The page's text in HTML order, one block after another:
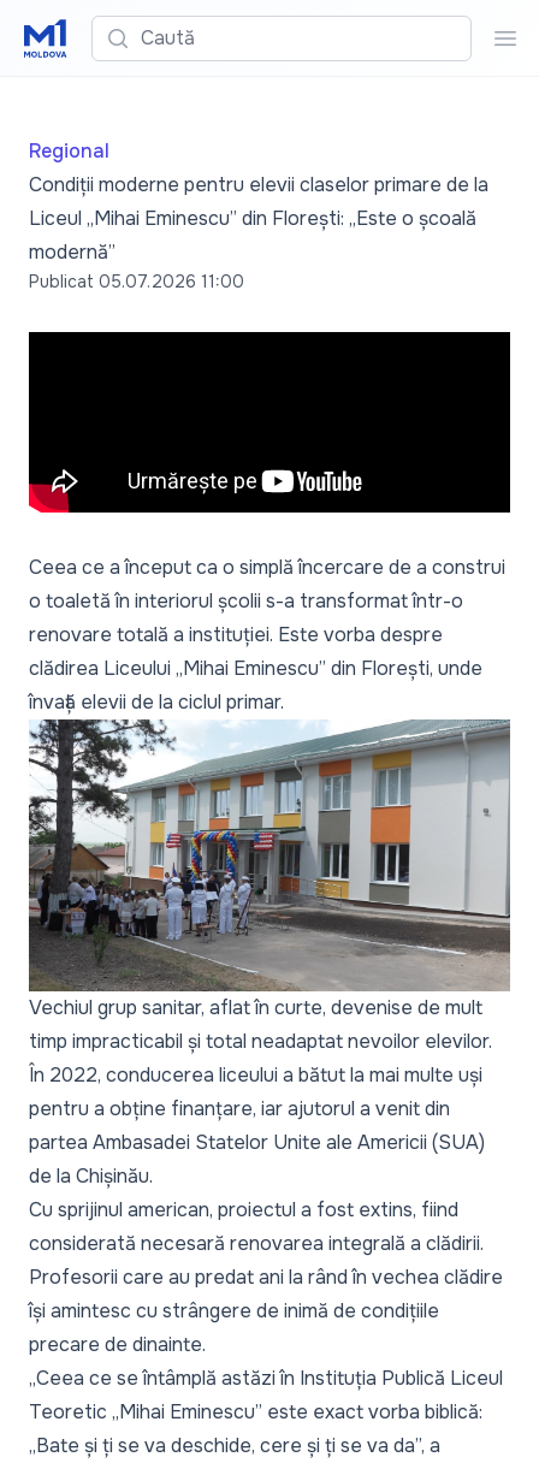
Caută
Regional
Condiții moderne pentru elevii claselor primare de la
Liceul „Mihai Eminescu” din Florești: „Este o școală
modernă”
Publicat 05.07.2026 11:00
Ceea ce a început ca o simplă încercare de a construi
o toaletă în interiorul școlii s-a transformat într-o
renovare totală a instituției. Este vorba despre
clădirea Liceului „Mihai Eminescu” din Florești, unde
învață elevii de la ciclul primar.
Vechiul grup sanitar, aflat în curte, devenise de mult
timp impracticabil și total neadaptat nevoilor elevilor.
În 2022, conducerea liceului a bătut la mai multe uși
pentru a obține finanțare, iar ajutorul a venit din
partea Ambasadei Statelor Unite ale Americii (SUA)
de la Chișinău.
Cu sprijinul american, proiectul a fost extins, fiind
considerată necesară renovarea integrală a clădirii.
Profesorii care au predat ani la rând în vechea clădire
își amintesc cu strângere de inimă de condițiile
precare de dinainte.
„Ceea ce se întâmplă astăzi în Instituția Publică Liceul
Teoretic „Mihai Eminescu” este exact vorba biblică:
„Bate și ți se va deschide, cere și ți se va da”, a